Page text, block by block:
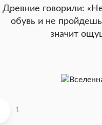
Древние говорили:
обувь и не пройдешь
значит
1